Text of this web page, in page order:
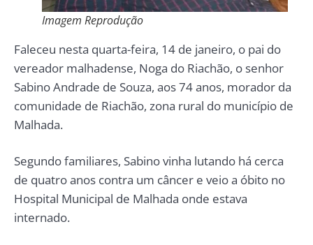
Imagem Reprodução
Faleceu nesta quarta-feira, 14 de janeiro, o pai do
vereador malhadense, Noga do Riachão, o senhor
Sabino Andrade de Souza, aos 74 anos, morador da
comunidade de Riachão, zona rural do município de
Malhada.
Segundo familiares, Sabino vinha lutando há cerca
de quatro anos contra um câncer e veio a óbito no
Hospital Municipal de Malhada onde estava
internado.